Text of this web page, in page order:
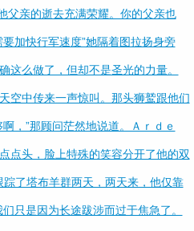
父亲的逝去充满荣耀。你的父亲也
加快行军速度”她隔着图拉扬身旁
这么做了，但却不是圣光的力量。
空中传来一声惊叫。那头狮鹫跟他们
，”那顾问茫然地说道。Ａｒｄｅ
点头，脸上特殊的笑容分开了他的双
了塔布羊群两天，两天来，他仅靠
只是因为长途跋涉而过于焦急了。